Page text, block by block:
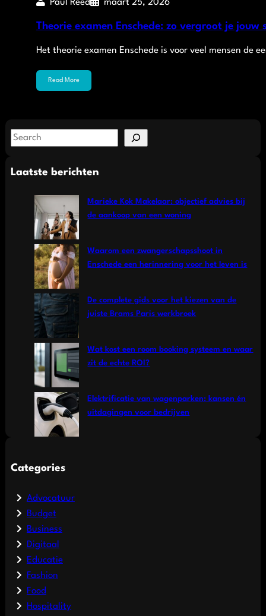
Paul Reed maart 25, 2026
Theorie examen Enschede: zo vergroot je jouw
Het theorie examen Enschede is voor veel mensen de
Read More
S
aLaatste berichten
Marieke Kok Makelaar: objectief advies bij
de aankoop van een woning
Waarom een zwangerschapsshoot in
Enschede een herinnering voor het leven is
De complete gids voor het kiezen van de
juiste Brams Paris werkbroek
Wat kost een room booking systeem en waar
zit de echte ROI?
Elektrificatie van wagenparken: kansen én
uitdagingen voor bedrijven
Categories
Advocatuur
Budget
Business
Digitaal
Educatie
Fashion
Food
Hospitality